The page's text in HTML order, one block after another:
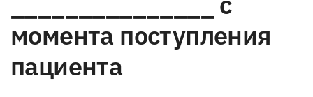
момента поступления
пациента